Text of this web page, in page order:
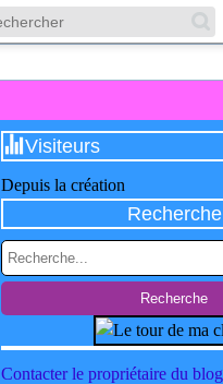
Visiteurs
Depuis la création
Recherche
Contacter le propriétaire du blog